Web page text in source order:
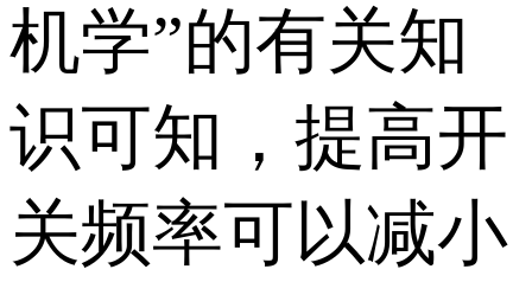
机学”的有关知
识可知，提高开
关频率可以减小